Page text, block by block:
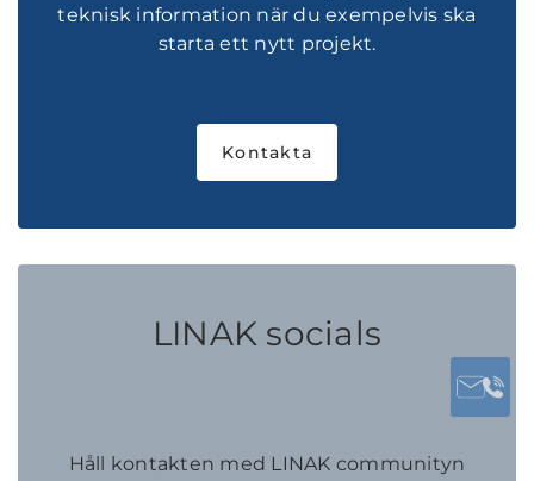
teknisk information när du exempelvis ska
starta ett nytt projekt.
Kontakta
LINAK socials
Håll kontakten med LINAK communityn